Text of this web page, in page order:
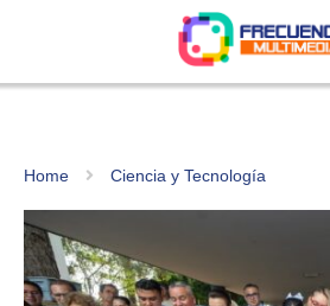
Home Ciencia y Tecnología